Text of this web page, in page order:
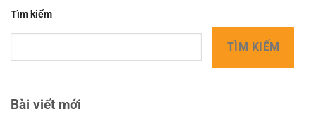
Tìm kiếm
TÌM KIẾM
Bài viết mới